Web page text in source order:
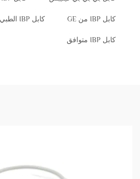
كابل IBP من GE كابل IBP الطبي
كابل IBP متوافق